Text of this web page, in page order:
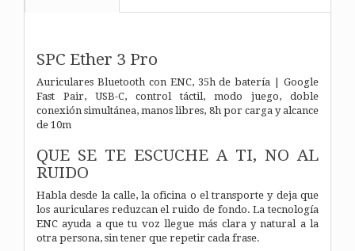
SPC Ether 3 Pro
Auriculares Bluetooth con ENC, 35h de batería | Google
Fast Pair, USB-C, control táctil, modo juego, doble
conexión simultánea, manos libres, 8h por carga y alcance
de 10m
QUE SE TE ESCUCHE A TI, NO AL
RUIDO
Habla desde la calle, la oficina o el transporte y deja que
los auriculares reduzcan el ruido de fondo. La tecnología
ENC ayuda a que tu voz llegue más clara y natural a la
otra persona, sin tener que repetir cada frase.